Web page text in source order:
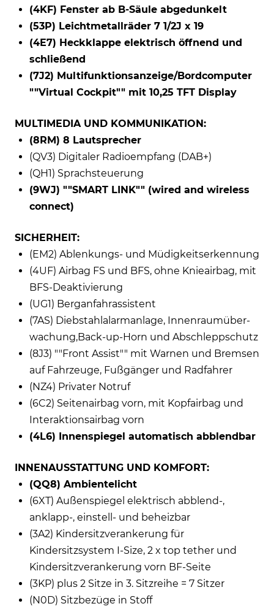
(4KF) Fenster ab B-Säule abgedunkelt
(53P) Leichtmetallräder 7 1/2J x 19
(4E7) Heckklappe elektrisch öffnend und
schließend
(7J2) Multifunktionsanzeige/Bordcomputer
""Virtual Cockpit"" mit 10,25 TFT Display
MULTIMEDIA UND KOMMUNIKATION:
(8RM) 8 Lautsprecher
(QV3) Digitaler Radioempfang (DAB+)
(QH1) Sprachsteuerung
(9WJ) ""SMART LINK"" (wired and wireless
connect)
SICHERHEIT:
(EM2) Ablenkungs- und Müdigkeitserkennung
(4UF) Airbag FS und BFS, ohne Knieairbag, mit
BFS-Deaktivierung
(UG1) Berganfahrassistent
(7AS) Diebstahlalarmanlage, Innenraumüber-
wachung,Back-up-Horn und Abschleppschutz
(8J3) ""Front Assist"" mit Warnen und Bremsen
auf Fahrzeuge, Fußgänger und Radfahrer
(NZ4) Privater Notruf
(6C2) Seitenairbag vorn, mit Kopfairbag und
Interaktionsairbag vorn
(4L6) Innenspiegel automatisch abblendbar
INNENAUSSTATTUNG UND KOMFORT:
(QQ8) Ambientelicht
(6XT) Außenspiegel elektrisch abblend-,
anklapp-, einstell- und beheizbar
(3A2) Kindersitzverankerung für
Kindersitzsystem I-Size, 2 x top tether und
Kindersitzverankerung vorn BF-Seite
(3KP) plus 2 Sitze in 3. Sitzreihe = 7 Sitzer
(N0D) Sitzbezüge in Stoff